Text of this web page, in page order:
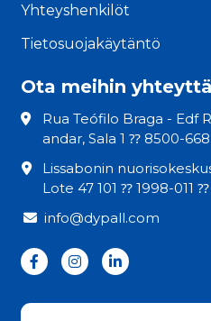
Yhteyshenkilöt
Tietosuojakäytäntö
Ota meihin yhteyttä
Rua Teófilo Braga - Edf
andar, Sala 1 ⁇ 8500-
Lissabonin
Lote 47 101 ⁇ 1998-011
info@dypall.com